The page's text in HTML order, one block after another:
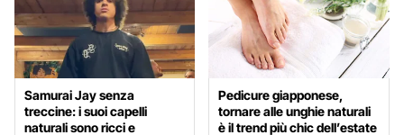
Samurai Jay senza
treccine: i suoi capelli
naturali sono ricci e
Pedicure giapponese,
tornare alle unghie naturali
è il trend più chic dell’estate